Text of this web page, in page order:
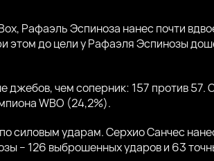
Рафаэль Эспиноза нанес почти
этом до цели у Рафаэля Эспинозы
джебов, чем соперник: 157 против
WBO (24,2%).
силовым ударам. Серхио Санчес
– 126 выброшенных ударов и 63